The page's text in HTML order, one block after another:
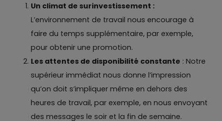
Un climat de surinvestissement :
L’environnement de travail nous encourage à
faire du temps supplémentaire, par exemple,
pour obtenir une promotion.
Les attentes de disponibilité constante : Notre
supérieur immédiat nous donne l’impression
qu’on doit s’impliquer même en dehors des
heures de travail, par exemple, en nous envoyant
des messages le soir et la fin de semaine.